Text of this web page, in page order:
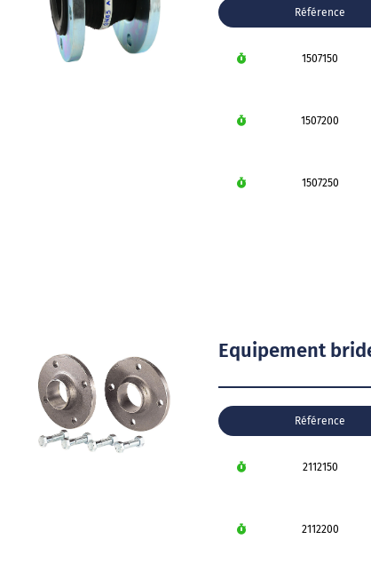
Référence
1507150
1507200
1507250
Equipement
Référence
2112150
2112200